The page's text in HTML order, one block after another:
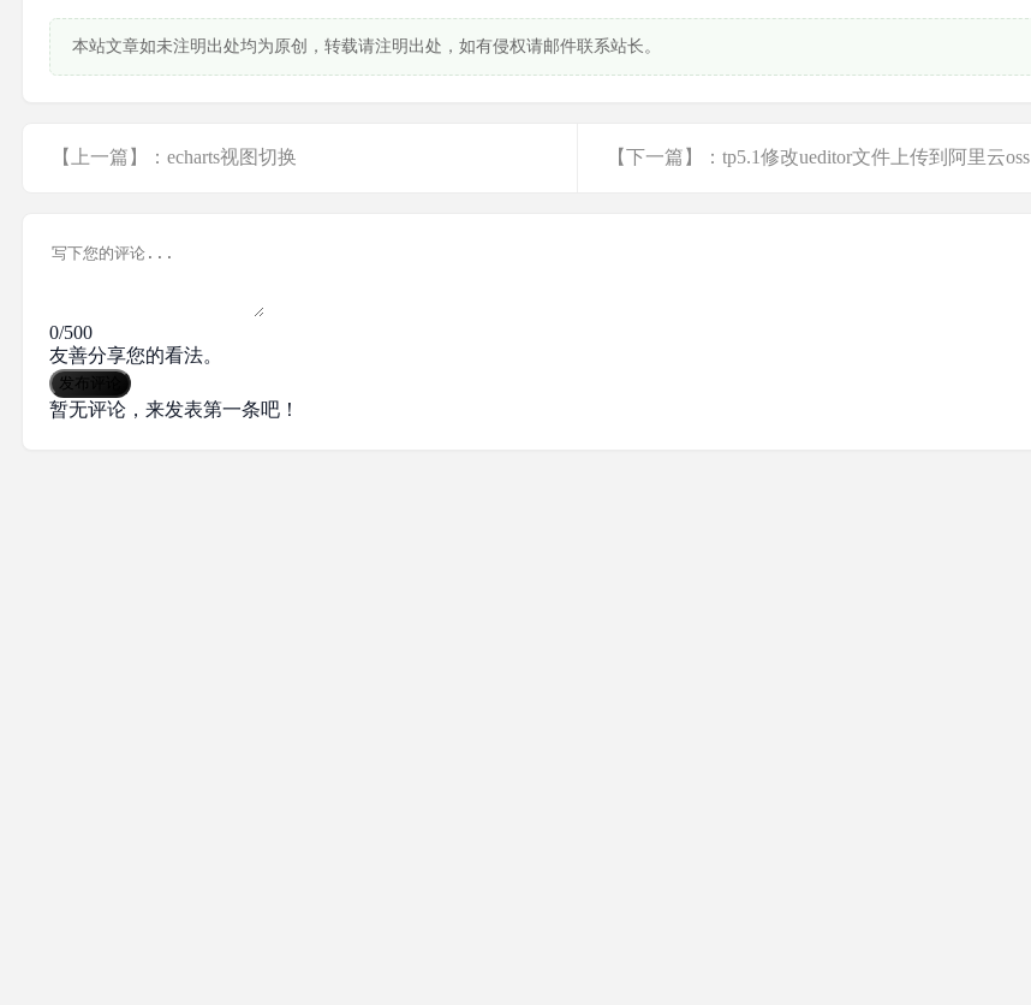
本站文章如未注明出处均为原创，转载请注明出处，如有侵权请邮件联系站长。
【上一篇】：echarts视图切换 【下一篇】：tp5.1修改ueditor文件上传到阿里云oss
0/500
友善分享您的看法。
发布评论
暂无评论，来发表第一条吧！